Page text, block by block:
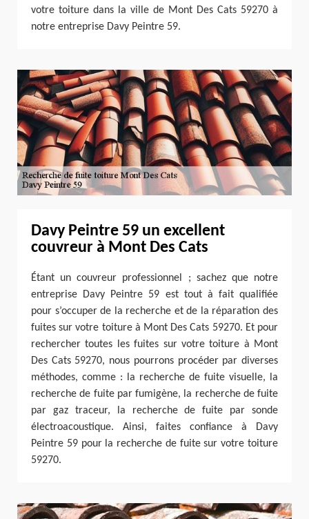
votre toiture dans la ville de Mont Des Cats 59270 à
notre entreprise Davy Peintre 59.
Davy Peintre 59 un excellent
couvreur à Mont Des Cats
Étant un couvreur professionnel ; sachez que notre
entreprise Davy Peintre 59 est tout à fait qualifiée
pour s’occuper de la recherche et de la réparation des
fuites sur votre toiture à Mont Des Cats 59270. Et pour
rechercher toutes les fuites sur votre toiture à Mont
Des Cats 59270, nous pourrons procéder par diverses
méthodes, comme : la recherche de fuite visuelle, la
recherche de fuite par fumigène, la recherche de fuite
par gaz traceur, la recherche de fuite par sonde
électroacoustique. Ainsi, faites confiance à Davy
Peintre 59 pour la recherche de fuite sur votre toiture
59270.